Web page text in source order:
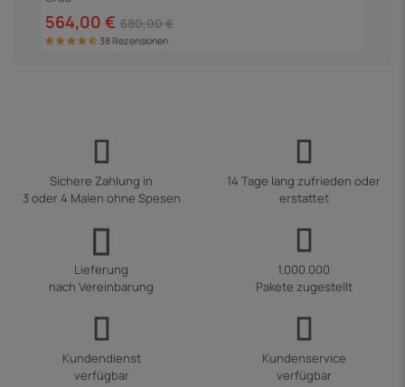
564,00 € 680,00 €
38 Rezensionen
Sichere Zahlung in
3 oder 4 Malen ohne Spesen
14 Tage lang zufrieden oder
erstattet
Lieferung
nach Vereinbarung
1.000.000
Pakete zugestellt
Kundendienst
verfügbar
Kundenservice
verfügbar